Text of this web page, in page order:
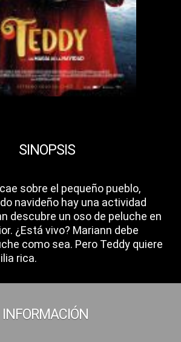
SINOPSIS
sobre el pequeño pueblo,
navideño hay una actividad
descubre un oso de peluche en
¿Está vivo? Mariann debe
como sea. Pero Teddy quiere
rica.
INFORMACIÓN